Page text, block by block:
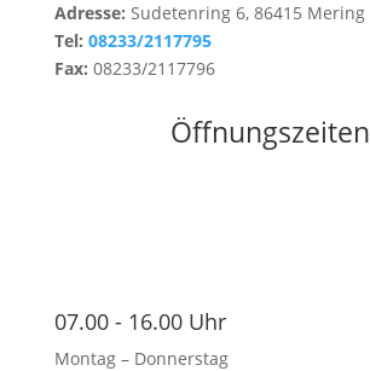
Adresse: Sudetenring 6, 86415 Mering
Tel: 08233/2117795
Fax: 08233/2117796
Öffnungszeiten
07.00 - 16.00 Uhr
Montag – Donnerstag